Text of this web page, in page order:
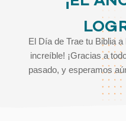
El Día de Trae tu Biblia
increíble! ¡Gracias a
pasado, y esperamos